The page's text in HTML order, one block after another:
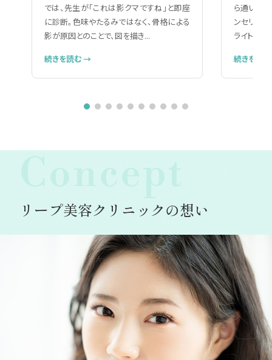
では、先生が「これは影クマですね」と即座
に診断。色味やたるみではなく、骨格による
影が原因とのことで、図を描き...
続きを読む →
ら通いや
ンセリン
ライトで細
続きを読
リープ美容クリニックの想い